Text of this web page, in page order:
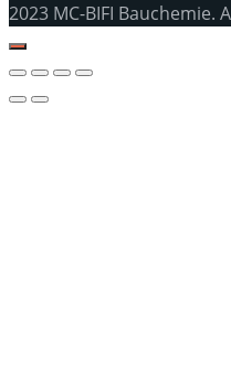
2023 MC-BIFI Bauchemie.